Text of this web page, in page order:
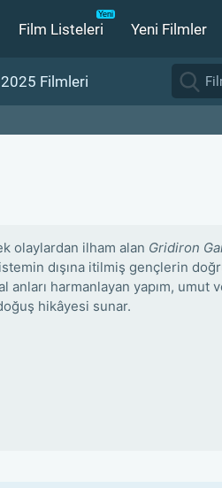
Film Listeleri Yeni Filmler
2025 Filmleri
olaylardan ilham alan Gridiron
dışına itilmiş gençlerin
harmanlayan yapım, umut
hikâyesi sunar.